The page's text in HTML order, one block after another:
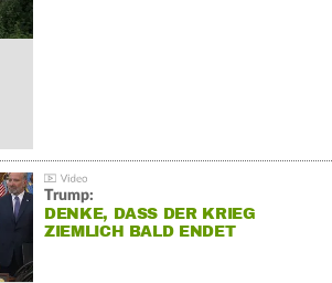
Trump:
DENKE, DASS DER KRIEG
ZIEMLICH BALD ENDET